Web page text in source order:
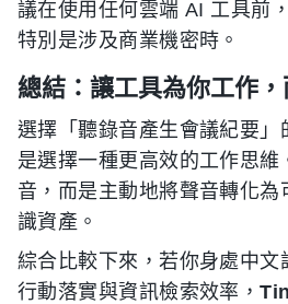
議在使用任何雲端 AI 工具前
特別是涉及商業機密時。
總結：讓工具為你工作
選擇「聽錄音產生會議紀要」
是選擇一種更高效的工作思維
音，而是主動地將聲音轉化為
識資產。
綜合比較下來，若你身處中文
行動落實與資訊檢索效率，